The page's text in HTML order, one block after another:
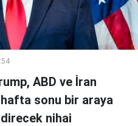
ABD ve İran
sonu bir araya
nihai